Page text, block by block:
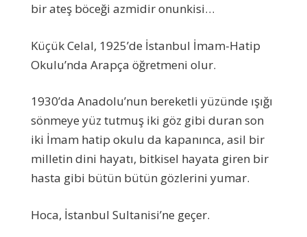
bir ateş böceği azmidir onunkisi…
Küçük Celal, 1925’de İstanbul İmam-Hatip
Okulu’nda Arapça öğretmeni olur.
1930’da Anadolu’nun bereketli yüzünde ışığı
sönmeye yüz tutmuş iki göz gibi duran son
iki İmam hatip okulu da kapanınca, asil bir
milletin dini hayatı, bitkisel hayata giren bir
hasta gibi bütün bütün gözlerini yumar.
Hoca, İstanbul Sultanisi’ne geçer.